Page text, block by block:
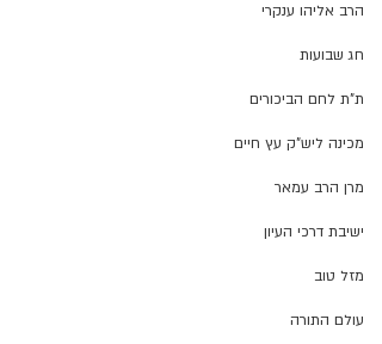
הרב אליהו ענקרי
חג שבועות
ת"ת לחם הביכורים
מכינה ליש"ק עץ חיים
מרן הרב עמאר
ישיבת דרכי העיון
מזל טוב
עולם התורה